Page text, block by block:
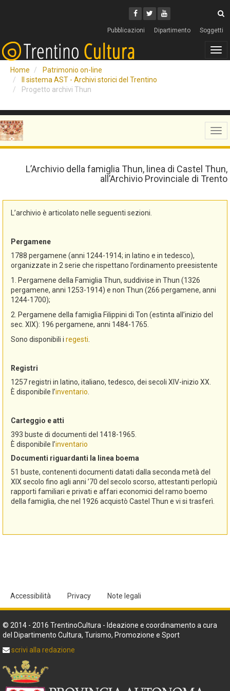
Facebook
Twitter
Youtube
Pubblicazioni Dipartimento Soggetti
Home
Patrimonio on-line
Il sistema AST - Archivi storici del Trentino
Progetto archivi Thun
L’Archivio della famiglia Thun, linea di Castel Thun,
all’Archivio Provinciale di Trento
L’archivio è articolato nelle seguenti sezioni.
Pergamene
1788 pergamene (anni 1244-1914; in latino e in tedesco),
organizzate in 2 serie che rispettano l’ordinamento preesistente
1. Pergamene della Famiglia Thun, suddivise in Thun (1326
pergamene, anni 1253-1914) e non Thun (266 pergamene, anni
1244-1700);
2. Pergamene della famiglia Filippini di Ton (estinta all’inizio del
sec. XIX): 196 pergamene, anni 1484-1765.
Sono disponibili i regesti
Registri
1257 registri in latino, italiano, tedesco, dei secoli XIV-inizio XX.
È disponibile l’inventario
Carteggio e atti
393 buste di documenti del 1418-1965.
È disponibile l’inventario
Documenti riguardanti la linea boema
51 buste, contenenti documenti datati dalla seconda metà del
XIX secolo fino agli anni ’70 del secolo scorso, attestanti perlopiù
rapporti familiari e privati e affari economici del ramo boemo
della famiglia, che nel 1926 acquistò Castel Thun e vi si trasferì.
Accessibilità Privacy Note legali
© 2014 - 2016 TrentinoCultura - Ideazione e coordinamento a cura
del Dipartimento Cultura, Turismo, Promozione e Sport
scrivi alla redazione